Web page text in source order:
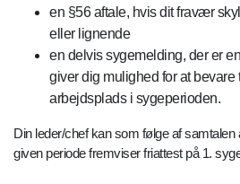
en §56 aftale, hvis dit fravær
eller lignende
en delvis sygemelding, der er
giver dig mulighed for at bevare
arbejdsplads i sygeperioden.
Din leder/chef kan som følge af samtalen
given periode fremviser friattest på 1.